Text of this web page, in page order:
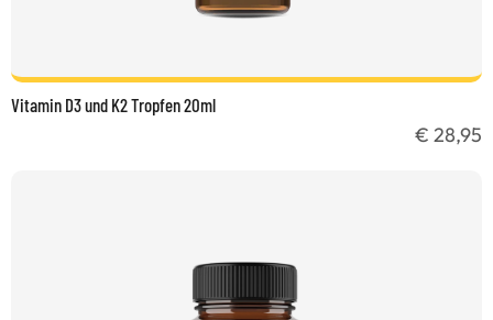
Vitamin D3 und K2 Tropfen 20ml
€ 28,95